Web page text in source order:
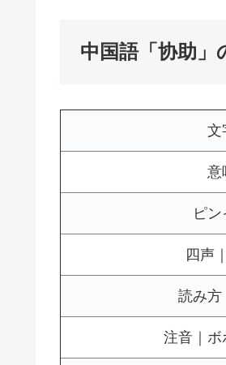
中国語「协助」
文
意
ピン
四声
読み方
注音｜ボ